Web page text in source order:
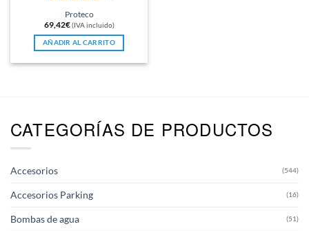
Valorado
con5de 5
Proteco
69,42€ (IVA incluido)
AÑADIR AL CARRITO
CATEGORÍAS DE PRODUCTOS
Accesorios (544)
Accesorios Parking (16)
Bombas de agua (51)